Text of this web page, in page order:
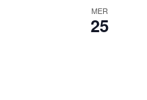
MER
25